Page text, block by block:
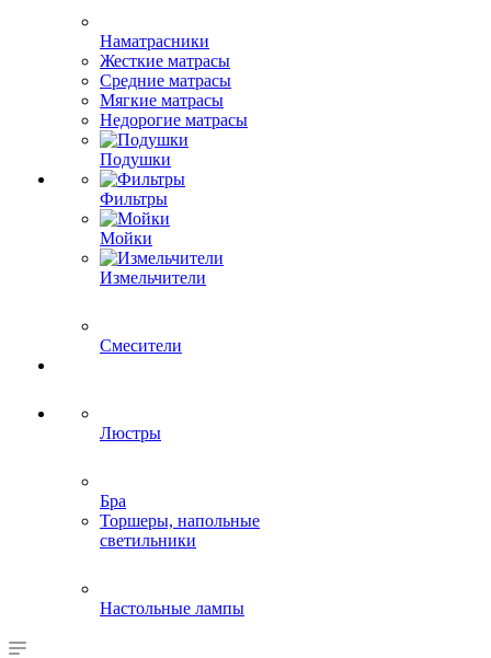
Наматрасники
Жесткие матрасы
Средние матрасы
Мягкие матрасы
Недорогие матрасы
Подушки
Фильтры
Мойки
Измельчители
Смесители
Люстры
Бра
Торшеры, напольные
светильники
Настольные лампы